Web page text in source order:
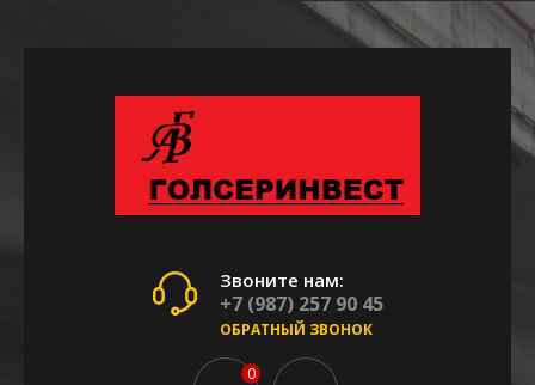
Звоните нам:
+7 (987) 257 90 45
ОБРАТНЫЙ ЗВОНОК
0